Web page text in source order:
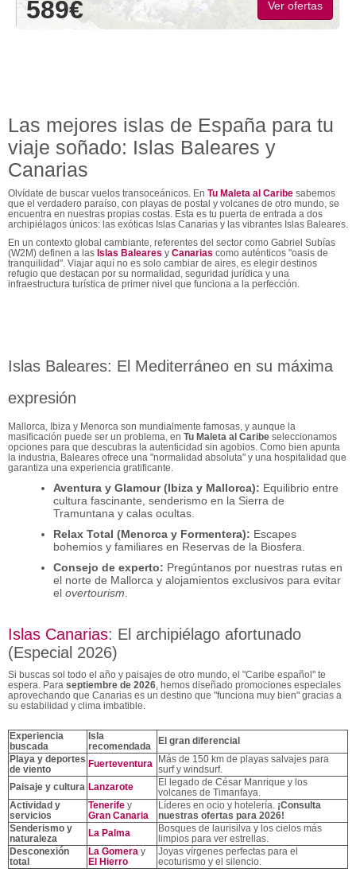
589€ Ver ofertas
Las mejores islas de España para tu
viaje soñado: Islas Baleares y
Canarias
Olvídate de buscar vuelos transoceánicos. En Tu Maleta al Caribe sabemos
que el verdadero paraíso, con playas de postal y volcanes de otro mundo, se
encuentra en nuestras propias costas. Esta es tu puerta de entrada a dos
archipiélagos únicos: las exóticas Islas Canarias y las vibrantes Islas Baleares.
En un contexto global cambiante, referentes del sector como Gabriel Subías
(W2M) definen a las slas Baleares y Canarias como auténticos "oasis de
tranquilidad". Viajar aquí no es solo cambiar de aires, es elegir destinos
refugio que destacan por su normalidad, seguridad jurídica y una
infraestructura turística de primer nivel que funciona a la perfección.
Islas Baleares: El Mediterráneo en su máxima
expresión
Mallorca, Ibiza y Menorca son mundialmente famosas, y aunque la
masificación puede ser un problema, en Tu Maleta al Caribe seleccionamos
opciones para que descubras la autenticidad sin agobios. Como bien apunta
la industria, Baleares ofrece una "normalidad absoluta" y una hospitalidad que
garantiza una experiencia gratificante.
Aventura y Glamour (Ibiza y Mallorca): Equilibrio entre
cultura fascinante, senderismo en la Sierra de
Tramuntana y calas ocultas.
Relax Total (Menorca y Formentera): Escapes
bohemios y familiares en Reservas de la Biosfera.
Consejo de experto: Pregúntanos por nuestras rutas en
el norte de Mallorca y alojamientos exclusivos para evitar
el overtourism
Islas Canarias: El archipiélago afortunado
(Especial 2026)
Si buscas sol todo el año y paisajes de otro mundo, el "Caribe español" te
espera. Para septiembre de 2026, hemos diseñado promociones especiales
aprovechando que Canarias es un destino que "funciona muy bien" gracias a
su estabilidad y clima imbatible.
Experiencia
buscada
Isla
recomendada
El gran diferencial
Playa y deportes
de viento
Fuerteventura
Más de 150 km de playas salvajes para
surf y windsurf.
Paisaje y cultura Lanzarote
El legado de César Manrique y los
volcanes de Timanfaya.
Actividad y
servicios
Tenerife y
Gran Canaria
Líderes en ocio y hotelería. ¡Consulta
nuestras ofertas para 2026!
Senderismo y
naturaleza
La Palma
Bosques de laurisilva y los cielos más
limpios para ver estrellas.
Desconexión
total
La Gomera y
El Hierro
Joyas vírgenes perfectas para el
ecoturismo y el silencio.